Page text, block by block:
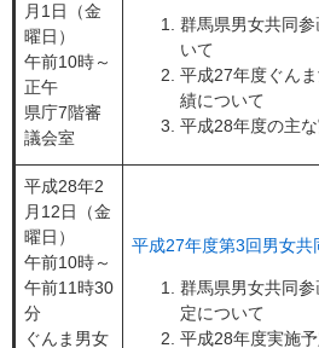
月1日（金
曜日）
午前10時～
正午
県庁7階審
議会室
群馬県男女共同
いて
平成27年度ぐん
績について
平成28年度の主
平成28年2
月12日（金
曜日）
午前10時～
午前11時30
分
ぐんま男女
平成27年度第3回男女
群馬県男女共同
定について
平成28年度実施